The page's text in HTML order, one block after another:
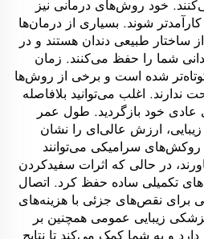
خود روش‌های درمانی نیز
شوند. بسیاری از درمان‌ها
ساختار طبیعی دندان هستند و در
شما را حفظ می‌کنند. زمان
شده است و برخی از روش‌ها
ندارند. اغلب می‌توانید بلافاصله
عادی خود بازگردید. طول عمر
ارزش عالی‌ای را نشان
سرامیکی می‌توانند
در حالی که اثرات سفیدکردن
تکمیلی ساده حفظ کرد. اتصال
برای نقص‌های جزئی با هزینه‌های
زیبایی عمومی همچنین بر